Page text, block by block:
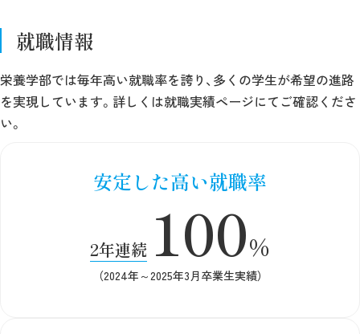
就職情報
栄養学部では毎年高い就職率を誇り、多くの学生が希望の進路
を実現しています。詳しくは就職実績ページにてご確認くださ
い。
安定した高い就職率
2年連続 100%
（2024年～2025年3月卒業生実績）